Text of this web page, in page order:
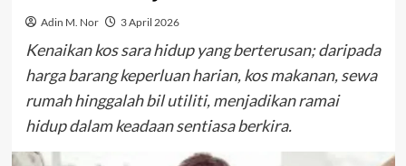
Adin M. Nor 3 April 2026
Kenaikan kos sara hidup yang berterusan; daripada
harga barang keperluan harian, kos makanan, sewa
rumah hinggalah bil utiliti, menjadikan ramai
hidup dalam keadaan sentiasa berkira.